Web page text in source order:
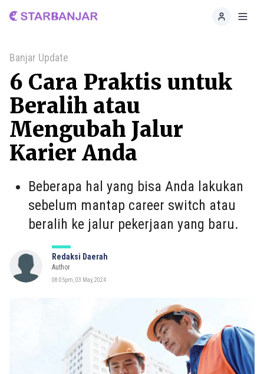
Home
Banjar Update
6 Cara Praktis untuk
Beralih atau
Mengubah Jalur
Karier Anda
Beberapa hal yang bisa Anda lakukan
sebelum mantap career switch atau
beralih ke jalur pekerjaan yang baru.
Redaksi Daerah
Author
08:05pm, 03 May, 2024